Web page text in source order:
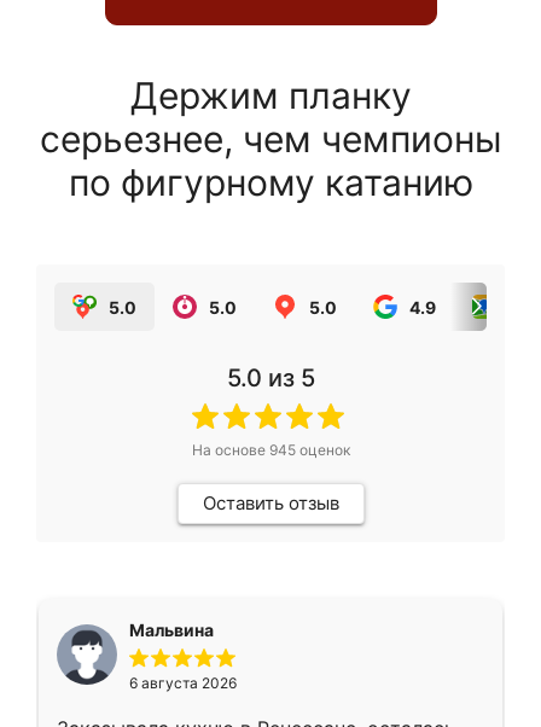
Держим планку
серьезнее, чем чемпионы
по фигурному катанию
5.0 5.0 5.0 4.9
5.0 из 5
На основе 945оценок
Оставить отзыв
Мальвина
6 августа 2026